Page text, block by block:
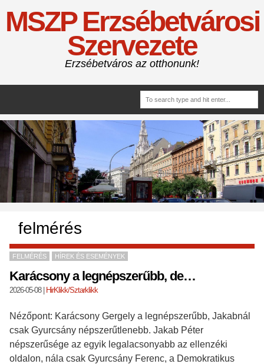
MSZP Erzsébetvárosi
Szervezete
Erzsébetváros az otthonunk!
felmérés
FELMÉRÉS HÍREK ÉS ESEMÉNYEK
Karácsony a legnépszerűbb, de…
2026-05-08| HirKlikk/Sztarklikk
Nézőpont: Karácsony Gergely a legnépszerűbb, Jakabnál
csak Gyurcsány népszerűtlenebb. Jakab Péter
népszerűsége az egyik legalacsonyabb az ellenzéki
oldalon, nála csak Gyurcsány Ferenc, a Demokratikus